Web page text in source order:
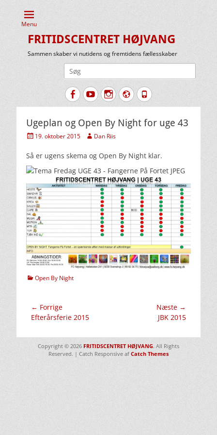
Menu
FRITIDSCENTRET HØJVANG
Sammen skaber vi nutidens og fremtidens fællesskaber
FacebookYouTubeInstagram
Website
Tlf.
Ugeplan og Open By Night for uge 43
Udgivet
19. oktober 2015 Forfatter
Dan Riis
Så er ugens skema og Open By Night klar.
kategorier
Open By Night
Indlægsnavigation
← Forrige
Forrige
Efterårsferie 2015
Næste →
JBK 2015
Copyright © 2026 FRITIDSCENTRET HØJVANG. All Rights
Reserved. | Catch Responsive af Catch Themes